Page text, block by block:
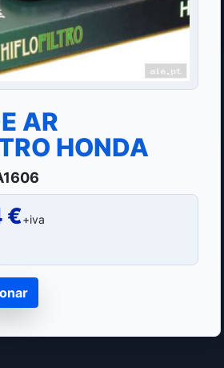
AR
HONDA
€+iva